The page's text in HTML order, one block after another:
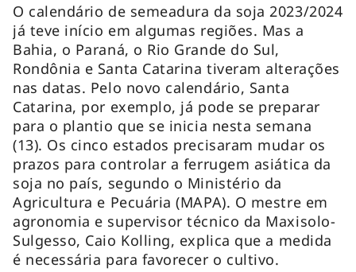
O calendário de semeadura da soja 2023/2024
já teve início em algumas regiões. Mas a
Bahia, o Paraná, o Rio Grande do Sul,
Rondônia e Santa Catarina tiveram alterações
nas datas. Pelo novo calendário, Santa
Catarina, por exemplo, já pode se preparar
para o plantio que se inicia nesta semana
(13). Os cinco estados precisaram mudar os
prazos para controlar a ferrugem asiática da
soja no país, segundo o Ministério da
Agricultura e Pecuária (MAPA). O mestre em
agronomia e supervisor técnico da Maxisolo-
Sulgesso, Caio Kolling, explica que a medida
é necessária para favorecer o cultivo.